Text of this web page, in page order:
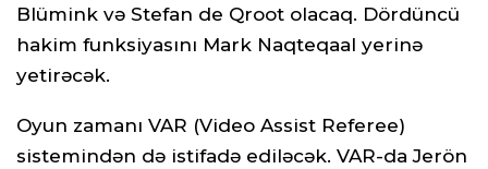
Blümink və Stefan de Qroot olacaq. Dördüncü
hakim funksiyasını Mark Naqteqaal yerinə
yetirəcək.
Oyun zamanı VAR (Video Assist Referee)
sistemindən də istifadə ediləcək. VAR-da Jerön